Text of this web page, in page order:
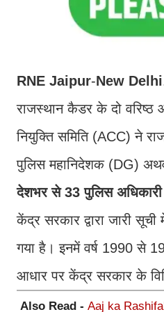
RNE Jaipur-New Delhi
राजस्थान कैडर के दो वरिष्ठ
नियुक्ति समिति (ACC) ने
पुलिस महानिदेशक (DG)
देशभर से 33 पुलिस अधिकारी
केंद्र सरकार द्वारा जारी
गया है। इनमें वर्ष 1990 से
आधार पर केंद्र सरकार के
Also Read - Aaj ka